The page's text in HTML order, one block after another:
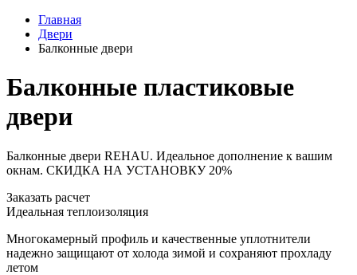
Главная
Двери
Балконные двери
Балконные пластиковые
двери
Балконные двери REHAU. Идеальное дополнение к вашим
окнам. СКИДКА НА УСТАНОВКУ 20%
Заказать расчет
Идеальная теплоизоляция
Многокамерный профиль и качественные уплотнители
надежно защищают от холода зимой и сохраняют прохладу
летом